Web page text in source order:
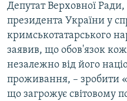
Усі сайти RFE/RL
Депутат Верховної
президента України у
кримськотатарського
заявив, що обов'язок
незалежно від його
проживання, – зробити
що загрожує світовому